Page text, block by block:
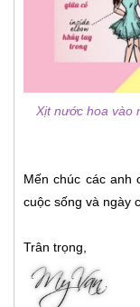
Xịt nước hoa vào
Mến chúc các anh
cuộc sống và ngày
Trân trọng,